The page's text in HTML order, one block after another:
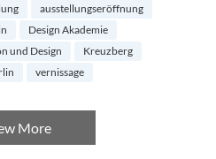
ausstellungseröffnung
Design Akademie
und Design
Kreuzberg
vernissage
More